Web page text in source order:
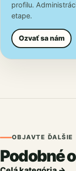
profilu.
etape.
Ozvať sa nám
OBJAVTE ĎALŠIE
Podobné